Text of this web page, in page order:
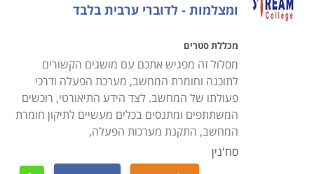
תקשורת, איך מתאימים את הרשת לצרכים השוטפים של
מה מקבלים בסוף הקורס
סיום הלימודים מזכה את המשתתפים בתעודת טכנאי שירות
או תחזוקת מחשבים בהתאם למסלול הלימודים ולמכללה
שבה נלמד הקורס. פרק הזמן הדרוש משתנה מקורס לקורס,
והתשלום קשור באופן ישיר למשך זמן הלימודים. קיימים לא
מעט קורסים בתחום שמוכרים ללימודים על חשבון הפיקדון
ומצלמות - לדוברי ערבית בלבד
מכללת סטרים
מסלול זה מפגיש אתכם עם מושגים הקשורים
לתוכנה וחומרת המחשב, מערכת הפעלה ודרכי
פעולתו של המחשב. לצד הידע התיאורטי, רוכשים
המשתתפים ומתנסים בכלים מעשיים לתיקון חומרת
המחשב, התקנת מערכות הפעלה,
סח'נין